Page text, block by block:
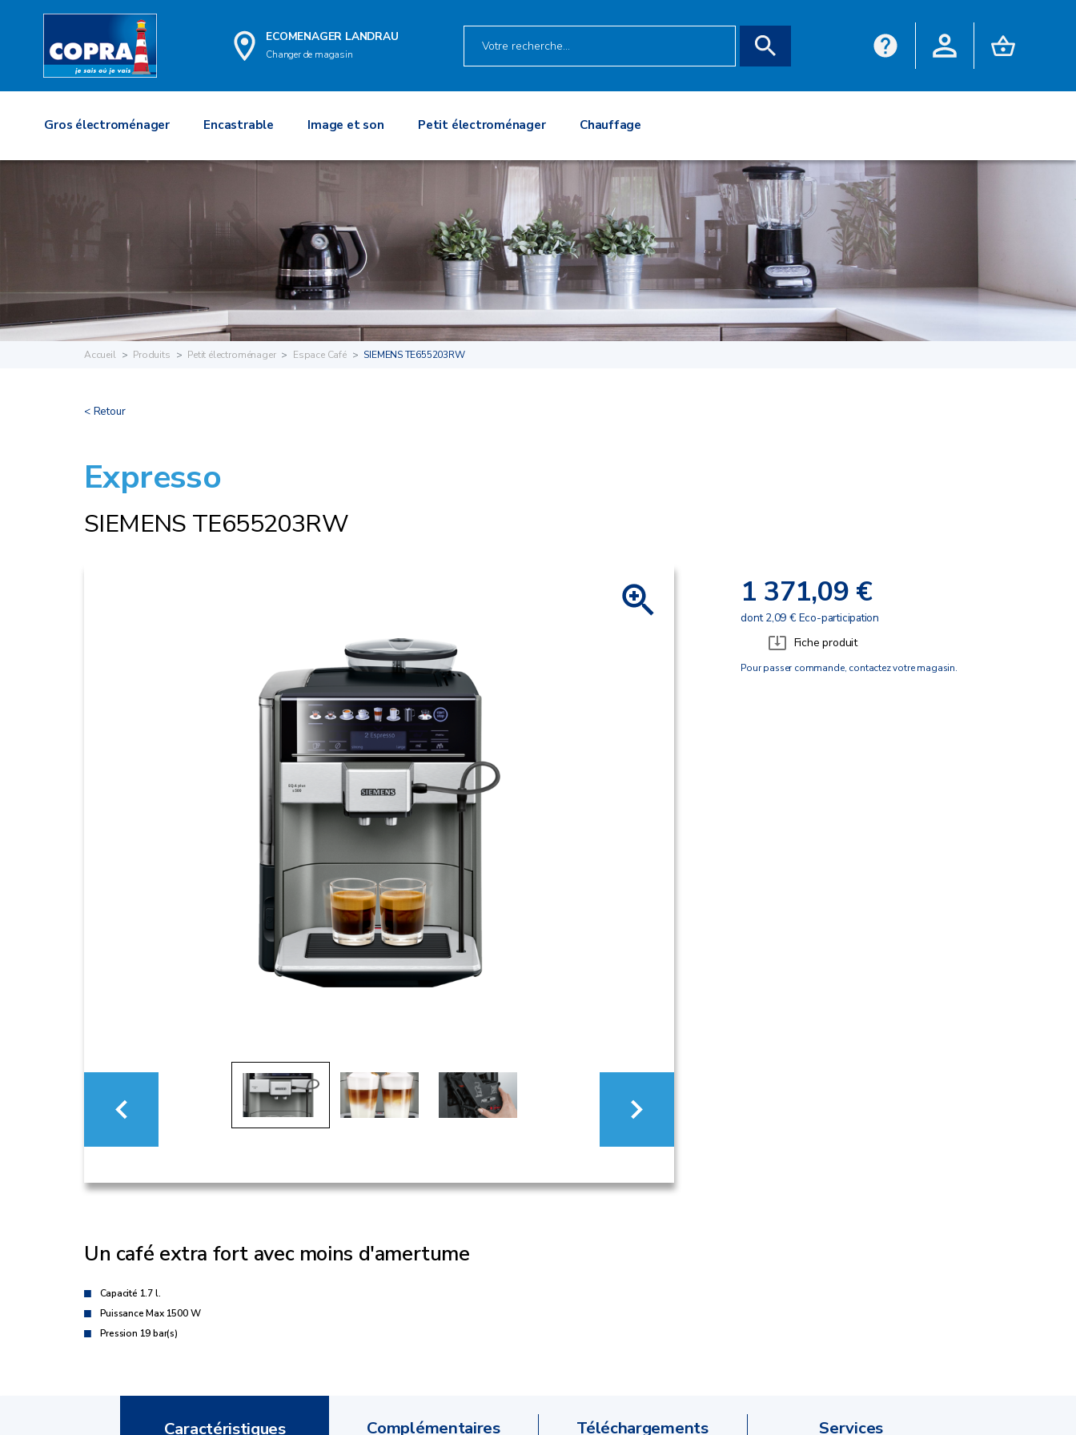
ECOMENAGER LANDRAU
Changer de magasin
Gros électroménager Encastrable Image et son Petit électroménager Chauffage
Accueil Produits Petit électroménager Espace Café SIEMENS TE655203RW
< Retour
Expresso
SIEMENS TE655203RW
1 371,09 €
dont 2,09 € Eco-participation
Fiche produit
Pour passer commande, contactez votre magasin.
Un café extra fort avec moins d'amertume
Capacité 1.7 l.
Puissance Max 1500 W
Pression 19 bar(s)
Caractéristiques Complémentaires Téléchargements Services